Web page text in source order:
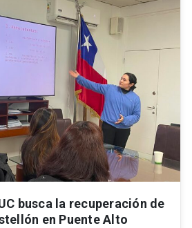
busca la recuperación de
en Puente Alto